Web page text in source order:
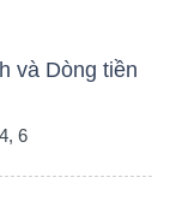
và Dòng tiền
6